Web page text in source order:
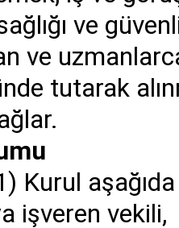
ve
ve
tutarak
Kurul
işveren vekili,